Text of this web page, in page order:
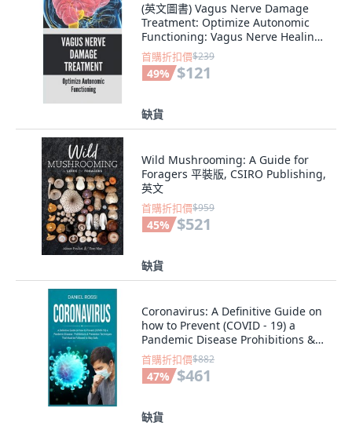
(英文圖書) Vagus Nerve Damage
Treatment: Optimize Autonomic
Functioning: Vagus Nerve Healing
平裝版, Independently Published,
英文
首購折扣價$239
49% $121
缺貨
Wild Mushrooming: A Guide for
Foragers 平裝版, CSIRO Publishing,
英文
首購折扣價$959
45% $521
缺貨
Coronavirus: A Definitive Guide on
how to Prevent (COVID - 19) a
Pandemic Disease Prohibitions &
Pr... 精裝版, Daniel Rossi, 英文
首購折扣價$882
47% $461
缺貨